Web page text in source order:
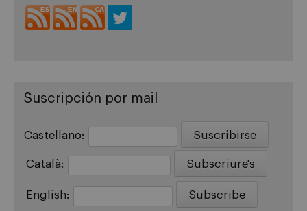
Suscripción por mail
Castellano:
Català:
English: